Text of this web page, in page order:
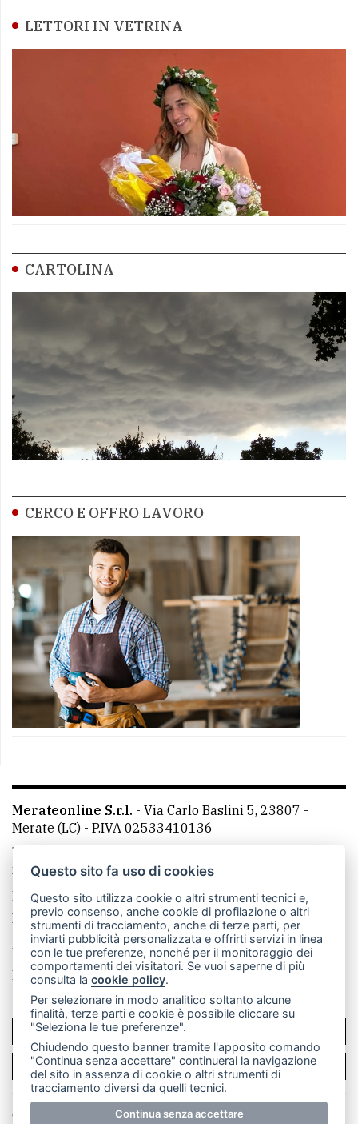
LETTORI IN VETRINA
CARTOLINA
CERCO E OFFRO LAVORO
Merateonline S.r.l. - Via Carlo Baslini 5, 23807 -
Merate (LC) - P.IVA 02533410136
Telefono:
mail: redazione@merateonline.it
La redazione
CasateOnline LeccoOnline
RSS
Made by VIP
Privacy policy
Cookie policy
Rivedi le tue scelte sui cookie
SCRIVICI
PER LA TUA PUBBLICITÀ
© Copyright Merateonline S.r.l. - Tutti i diritti riservati.
Questo sito fa uso di cookies
Questo sito utilizza cookie o altri strumenti tecnici e,
previo consenso, anche cookie di profilazione o altri
strumenti di tracciamento, anche di terze parti, per
inviarti pubblicità personalizzata e offrirti servizi in linea
con le tue preferenze, nonché per il monitoraggio dei
comportamenti dei visitatori. Se vuoi saperne di più
consulta lacookie policy.
Per selezionare in modo analitico soltanto alcune
finalità, terze parti e cookie è possibile cliccare su
"Seleziona le tue preferenze".
Chiudendo questo banner tramite l'apposito comando
"Continua senza accettare" continuerai la navigazione
del sito in assenza di cookie o altri strumenti di
tracciamento diversi da quelli tecnici.
Continua senza accettare